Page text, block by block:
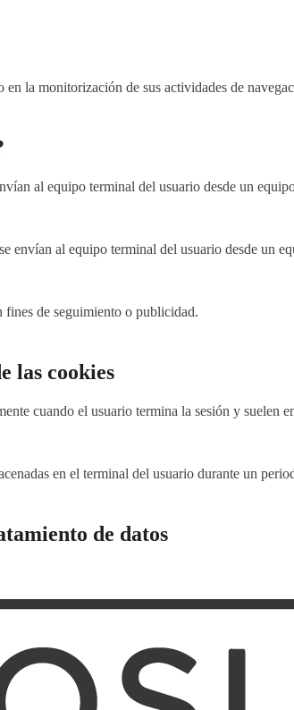
la monitorización de sus actividades de
al equipo terminal del usuario desde un
envían al equipo terminal del usuario desde un
de seguimiento o publicidad.
las cookies
cuando el usuario termina la sesión y suelen
en el terminal del usuario durante un
de datos